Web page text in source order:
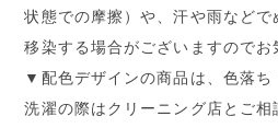
状態での摩擦）や、汗や雨などで
移染する場合がございますのでお
▼配色デザインの商品は、色落ち
洗濯の際はクリーニング店とご